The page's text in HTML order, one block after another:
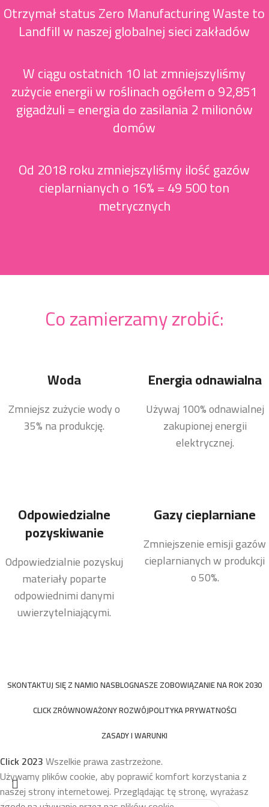
Otrzymał status Zero Manufacturing Waste to
Landfill w naszej globalnej sieci zakładów
W ciągu ostatnich 10 lat zmniejszyliśmy
zużycie energii w roślinach ogółem o 92,851
gigadżuli = energia do zasilania 2 milionów
domów
Od 2018 roku zmniejszyliśmy ilość gazów
cieplarnianych o 16% = 49 500 ton
metrycznych
Co zamierzamy zrobić:
Woda
Zmniejsz zużycie wody o
35% na produkcję.
Energia odnawialna
Używaj 100% odnawialnej
zakupionej energii
elektrycznej.
Odpowiedzialne
pozyskiwanie
Odpowiedzialnie pozyskuj
materiały poparte
odpowiednimi danymi
uwierzytelniającymi.
Gazy cieplarniane
Zmniejszenie emisji gazów
cieplarnianych w produkcji
o 50%.
SKONTAKTUJ SIĘ Z NAMIO NASBLOGNASZE ZOBOWIĄZANIE NA ROK 2030
CLICK ZRÓWNOWAŻONY ROZWÓJPOLITYKA PRYWATNOŚCI
ZASADY I WARUNKI
Click2023Wszelkie prawa zastrzeżone.
Używamy plików cookie, aby poprawić komfort korzystania z
naszej strony internetowej. Przeglądając tę stronę, wyrażasz